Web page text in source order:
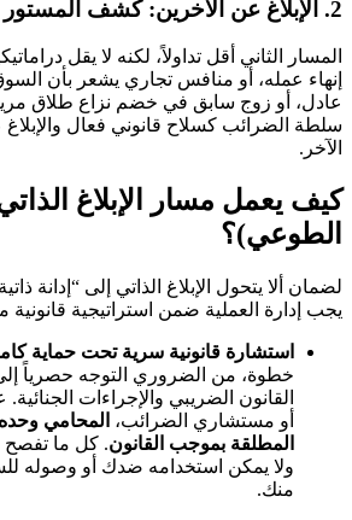
2. الإبلاغ عن الآخرين: كشف المستور عبر “خط العدالة”
المسار الثاني أقل تداولاً، لكنه لا يقل
إنهاء عمله، أو منافس تجاري يشعر بأن
عادل، أو زوج سابق في خضم نزاع طلاق
سلطة الضرائب كسلاح قانوني فعال
الآخر.
كيف يعمل مسار الإبلاغ
الطوعي)؟
لضمان ألا يتحول الإبلاغ الذاتي إلى “إدانة
يجب إدارة العملية ضمن استراتيجية قانونية
استشارة قانونية سرية تحت حماية
خطوة، من الضروري التوجه حصرياً
القانون الضريبي والإجراءات
أو مستشاري الضرائب، المحامي وحده
المطلقة بموجب القانون. كل ما تفصح
ولا يمكن استخدامه ضدك أو وصوله
منك.